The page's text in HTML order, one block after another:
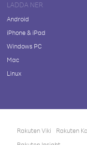
LADDA NER
Android
iPhone & iPad
Windows PC
Mac
Linux
Rakuten Viki Rakuten